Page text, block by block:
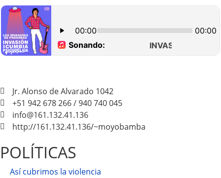
Jr. Alonso de Alvarado 1042
+51 942 678 266 / 940 740 045
info@161.132.41.136
http://161.132.41.136/~moyobamba
POLÍTICAS
Así cubrimos la violencia